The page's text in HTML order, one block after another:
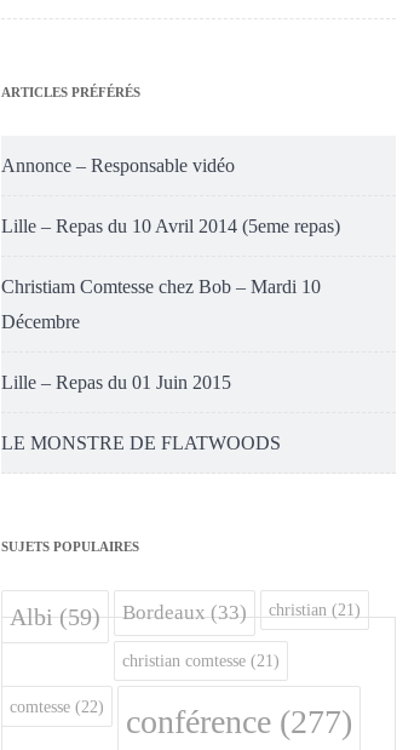
ARTICLES PRÉFÉRÉS
Annonce – Responsable vidéo
Lille – Repas du 10 Avril 2014 (5eme repas)
Christiam Comtesse chez Bob – Mardi 10
Décembre
Lille – Repas du 01 Juin 2015
LE MONSTRE DE FLATWOODS
SUJETS POPULAIRES
Albi(59) Bordeaux(33) christian (21)
christian comtesse (21)
comtesse (22) conférence (277)